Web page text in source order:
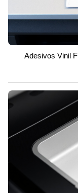
Adesivos Vinil